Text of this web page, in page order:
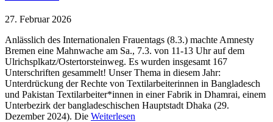
27. Februar 2026
Anlässlich des Internationalen Frauentags (8.3.) machte Amnesty
Bremen eine Mahnwache am Sa., 7.3. von 11-13 Uhr auf dem
Ulrichsplkatz/Ostertorsteinweg. Es wurden insgesamt 167
Unterschriften gesammelt! Unser Thema in diesem Jahr:
Unterdrückung der Rechte von Textilarbeiterinnen in Bangladesch
und Pakistan Textilarbeiter*innen in einer Fabrik in Dhamrai, einem
Unterbezirk der bangladeschischen Hauptstadt Dhaka (29.
Dezember 2024). Die Weiterlesen